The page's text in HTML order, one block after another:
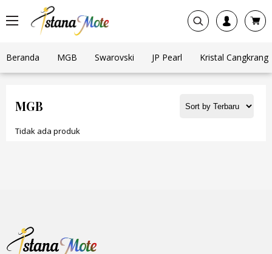
Beranda MGB Swarovski JP Pearl Kristal Cangkrang
MGB
Tidak ada produk